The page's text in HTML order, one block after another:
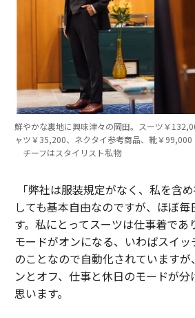
鮮やかな裏地に興味津々の岡田。スーツ￥
ャツ￥35,200、ネクタイ参考商品、靴￥99,000
チーフはスタイリスト私物
「弊社は服装規定がなく、私を含
しても基本自由なのですが、ほぼ
す。私にとってスーツは仕事着であ
モードがオンになる、いわばスイッ
のことなので自動化されています
ンとオフ、仕事と休日のモードが
思います。